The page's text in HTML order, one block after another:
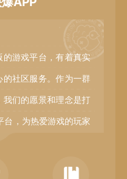
游戏平台，有着真实
社区服务。作为一群
们的愿景和理念是打
台，为热爱游戏的玩家